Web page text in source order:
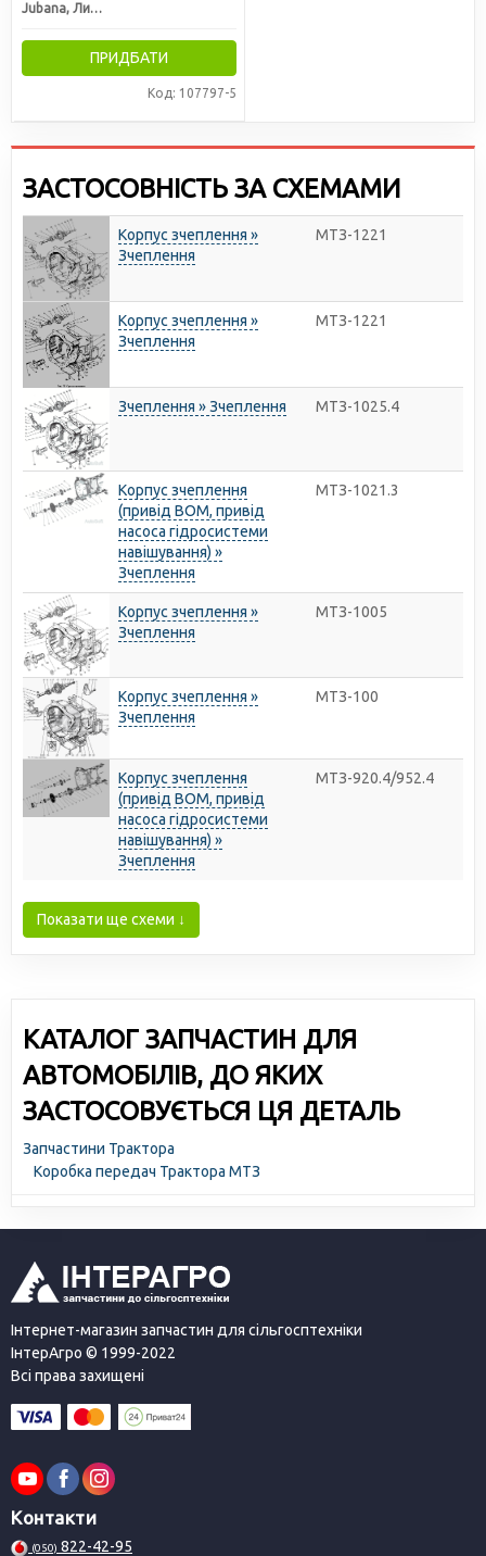
Jubana, Литва
ПРИДБАТИ
Код: 107797-5
ЗАСТОСОВНІСТЬ ЗА СХЕМАМИ
Корпус зчеплення »
Зчеплення
МТЗ-1221
Корпус зчеплення »
Зчеплення
МТЗ-1221
Зчеплення » Зчеплення МТЗ-1025.4
Корпус зчеплення
(привід ВОМ, привід
насоса гідросистеми
навішування) »
Зчеплення
МТЗ-1021.3
Корпус зчеплення »
Зчеплення
МТЗ-1005
Корпус зчеплення »
Зчеплення
МТЗ-100
Корпус зчеплення
(привід ВОМ, привід
насоса гідросистеми
навішування) »
Зчеплення
МТЗ-920.4/952.4
Показати ще схеми ↓
КАТАЛОГ ЗАПЧАСТИН ДЛЯ
АВТОМОБІЛІВ, ДО ЯКИХ
ЗАСТОСОВУЄТЬСЯ ЦЯ ДЕТАЛЬ
Запчастини Трактора
Коробка передач Трактора МТЗ
Інтернет-магазин запчастин для сільгосптехніки
ІнтерАгро © 1999-2022
Всі права захищені
Контакти
(050) 822-42-95